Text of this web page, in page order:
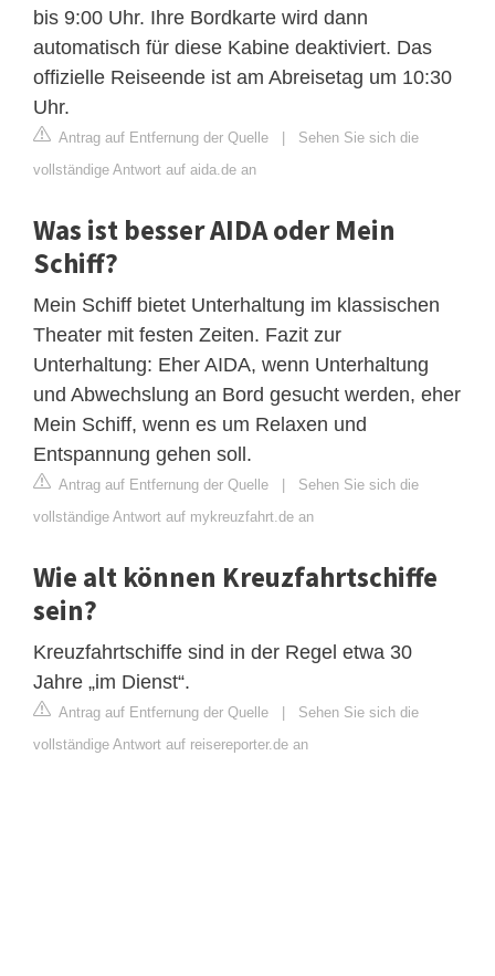
bis 9:00 Uhr. Ihre Bordkarte wird dann
automatisch für diese Kabine deaktiviert. Das
offizielle Reiseende ist am Abreisetag um 10:30
Uhr.
Antrag auf Entfernung der Quelle | Sehen Sie sich die
vollständige Antwort auf aida.de an
Was ist besser AIDA oder Mein
Schiff?
Mein Schiff bietet Unterhaltung im klassischen
Theater mit festen Zeiten. Fazit zur
Unterhaltung: Eher AIDA, wenn Unterhaltung
und Abwechslung an Bord gesucht werden, eher
Mein Schiff, wenn es um Relaxen und
Entspannung gehen soll.
Antrag auf Entfernung der Quelle | Sehen Sie sich die
vollständige Antwort auf mykreuzfahrt.de an
Wie alt können Kreuzfahrtschiffe
sein?
Kreuzfahrtschiffe sind in der Regel etwa 30
Jahre „im Dienst“.
Antrag auf Entfernung der Quelle | Sehen Sie sich die
vollständige Antwort auf reisereporter.de an